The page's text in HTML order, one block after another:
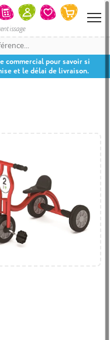
commercial pour savoir si
et le délai de livraison.